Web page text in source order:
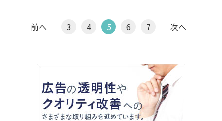
前へ 3 4 5 6 7 次へ